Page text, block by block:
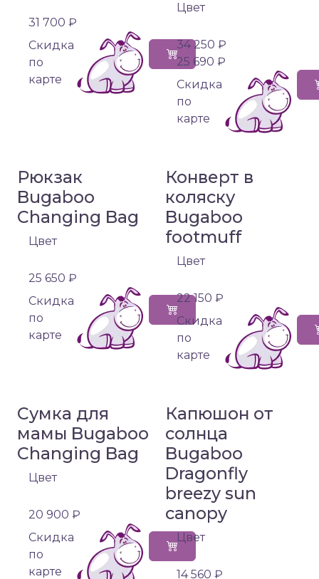
31 700 ₽
Cкидка
по
карте
Цвет
34 250 ₽
25 690 ₽
Cкидка
по
карте
Рюкзак
Bugaboo
Changing Bag
Цвет
25 650 ₽
Cкидка
по
карте
Конверт в
коляску
Bugaboo
footmuff
Цвет
22 150 ₽
Cкидка
по
карте
Сумка для
мамы Bugaboo
Changing Bag
Цвет
20 900 ₽
Cкидка
по
карте
Капюшон от
солнца
Bugaboo
Dragonfly
breezy sun
canopy
Цвет
14 560 ₽